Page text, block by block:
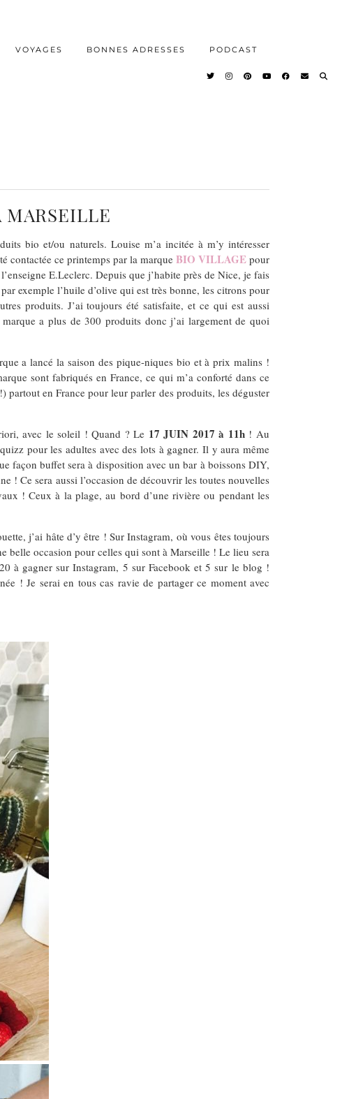
VOYAGES BONNES ADRESSES PODCAST
bio et/ou naturels. Louise m’a incitée à m’y intéresser
contactée ce printemps par la marque BIO VILLAGEpour
E.Leclerc. Depuis que j’habite près de Nice, je fais
exemple l’huile d’olive qui est très bonne, les citrons pour
produits. J’ai toujours été satisfaite, et ce qui est aussi
a plus de 300 produits donc j’ai largement de quoi
a lancé la saison des pique-niques bio et à prix malins !
sont fabriqués en France, ce qui m’a conforté dans ce
en France pour leur parler des produits, les déguster
avec le soleil ! Quand ? Le 17 JUIN 2017 à 11h! Au
pour les adultes avec des lots à gagner. Il y aura même
buffet sera à disposition avec un bar à boissons DIY,
! Ce sera aussi l’occasion de découvrir les toutes nouvelles
! Ceux à la plage, au bord d’une rivière ou pendant les
j’ai hâte d’y être ! Sur Instagram, où vous êtes toujours
belle occasion pour celles qui sont à Marseille ! Le lieu sera
à gagner sur Instagram, 5 sur Facebook et 5 sur le blog !
! Je serai en tous cas ravie de partager ce moment avec